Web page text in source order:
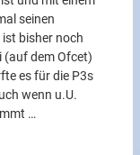
seinen
bisher noch
(auf dem Ofcet)
es für die P3s
wenn u.U.
…